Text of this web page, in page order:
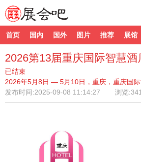
首页 国内 国外 图片 推荐 展馆
2026第13届重庆国际智慧酒
已结束
2026年5月8日 — 5月10日，重庆，重庆国
发布时间:2025-09-08 11:14:27 浏览